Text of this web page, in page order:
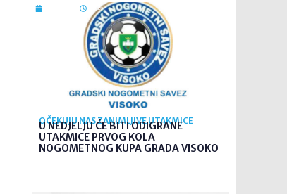
09:26
OČEKUJU NAS ZANIMLJIVE UTAKMICE
U NEDJELJU ĆE BITI ODIGRANE
UTAKMICE PRVOG KOLA
NOGOMETNOG KUPA GRADA VISOKO